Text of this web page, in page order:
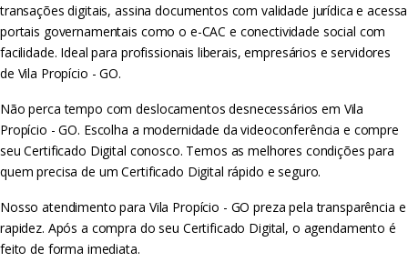
transações digitais, assina documentos com validade jurídica e acessa
portais governamentais como o e-CAC e conectividade social com
facilidade. Ideal para profissionais liberais, empresários e servidores
de Vila Propício - GO.
Não perca tempo com deslocamentos desnecessários em Vila
Propício - GO. Escolha a modernidade da videoconferência e compre
seu Certificado Digital conosco. Temos as melhores condições para
quem precisa de um Certificado Digital rápido e seguro.
Nosso atendimento para Vila Propício - GO preza pela transparência e
rapidez. Após a compra do seu Certificado Digital, o agendamento é
feito de forma imediata.